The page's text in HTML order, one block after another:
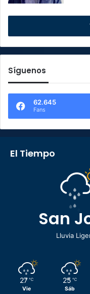
Síguenos
62.645
Fans
El Tiempo
San
Lluvia
27 ℃
Vie
25 ℃
Sáb